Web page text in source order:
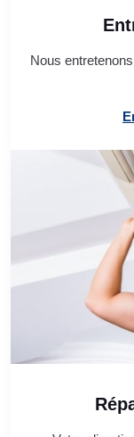
Nous